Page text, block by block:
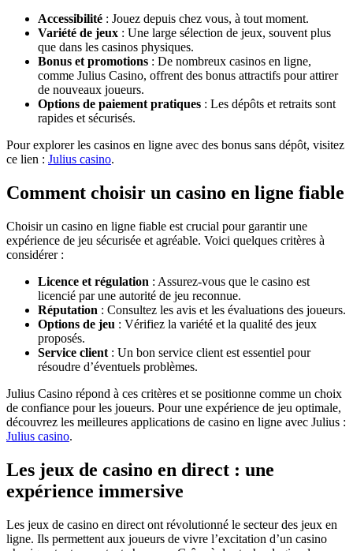
Accessibilité : Jouez depuis chez vous, à tout moment.
Variété de jeux : Une large sélection de jeux, souvent plus
que dans les casinos physiques.
Bonus et promotions : De nombreux casinos en ligne,
comme Julius Casino, offrent des bonus attractifs pour attirer
de nouveaux joueurs.
Options de paiement pratiques : Les dépôts et retraits sont
rapides et sécurisés.
Pour explorer les casinos en ligne avec des bonus sans dépôt, visitez
ce lien : Julius casino.
Comment choisir un casino en ligne fiable
Choisir un casino en ligne fiable est crucial pour garantir une
expérience de jeu sécurisée et agréable. Voici quelques critères à
considérer :
Licence et régulation : Assurez-vous que le casino est
licencié par une autorité de jeu reconnue.
Réputation : Consultez les avis et les évaluations des joueurs.
Options de jeu : Vérifiez la variété et la qualité des jeux
proposés.
Service client : Un bon service client est essentiel pour
résoudre d’éventuels problèmes.
Julius Casino répond à ces critères et se positionne comme un choix
de confiance pour les joueurs. Pour une expérience de jeu optimale,
découvrez les meilleures applications de casino en ligne avec Julius :
Julius casino.
Les jeux de casino en direct : une
expérience immersive
Les jeux de casino en direct ont révolutionné le secteur des jeux en
ligne. Ils permettent aux joueurs de vivre l’excitation d’un casino